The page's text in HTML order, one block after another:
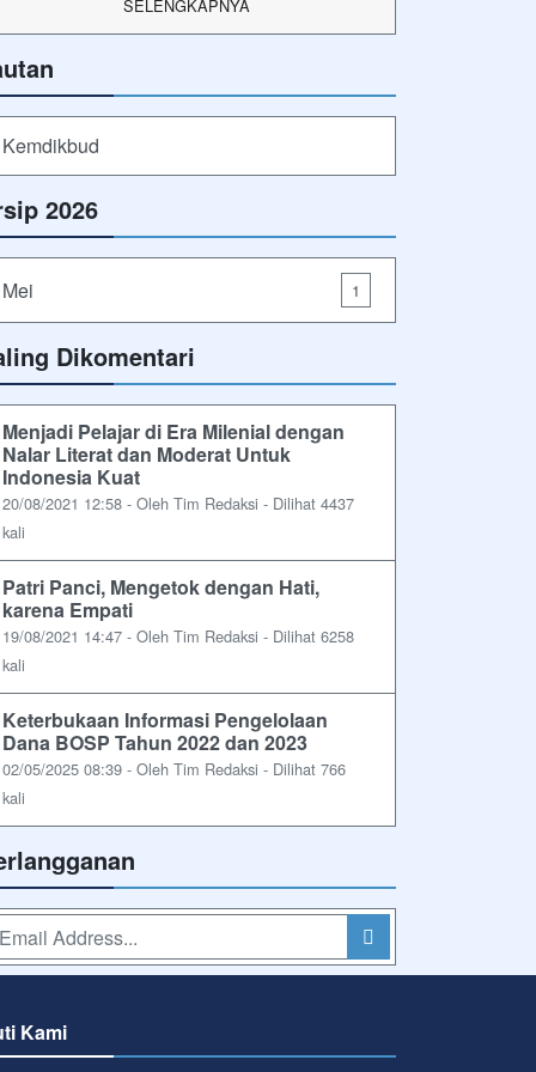
SELENGKAPNYA
Kemdikbud
2026
Mei 1
Dikomentari
Menjadi Pelajar di Era Milenial dengan
Nalar Literat dan Moderat Untuk
Indonesia Kuat
20/08/2021 12:58 - Oleh Tim Redaksi - Dilihat 4437
kali
Patri Panci, Mengetok dengan Hati,
karena Empati
19/08/2021 14:47 - Oleh Tim Redaksi - Dilihat 6258
kali
Keterbukaan Informasi Pengelolaan
Dana BOSP Tahun 2022 dan 2023
02/05/2025 08:39 - Oleh Tim Redaksi - Dilihat 766
kali
Kami